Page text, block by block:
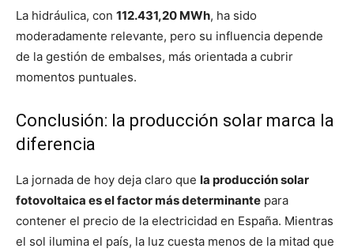
La hidráulica, con 112.431,20 MWh, ha sido
moderadamente relevante, pero su influencia depende
de la gestión de embalses, más orientada a cubrir
momentos puntuales.
Conclusión: la producción solar marca la
diferencia
La jornada de hoy deja claro que la producción solar
fotovoltaica es el factor más determinante para
contener el precio de la electricidad en España. Mientras
el sol ilumina el país, la luz cuesta menos de la mitad que